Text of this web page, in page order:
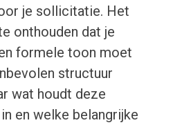
je sollicitatie. Het
onthouden dat je
formele toon moet
structuur
wat houdt deze
en welke belangrijke